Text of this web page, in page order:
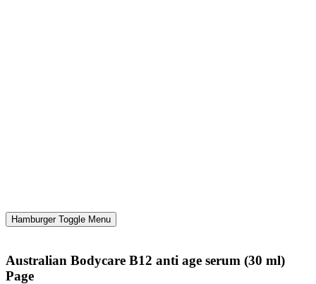
Hamburger Toggle Menu
Australian Bodycare B12 anti age serum (30 ml)
Page